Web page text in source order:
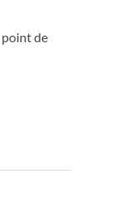
point de